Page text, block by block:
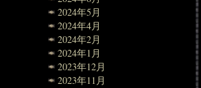
2024年5月
2024年4月
2024年2月
2024年1月
2023年12月
2023年11月